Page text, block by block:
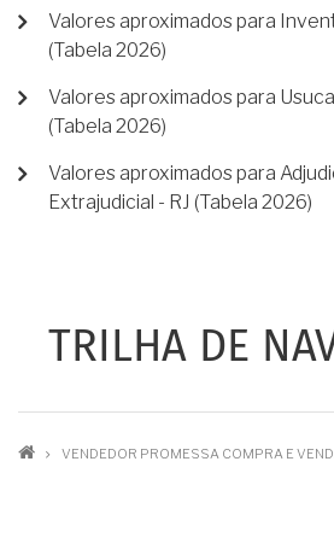
Valores aproximados para
(Tabela 2026)
Valores aproximados para
(Tabela 2026)
Valores aproximados para
Extrajudicial - RJ (Tabela 2026)
TRILHA DE
VENDEDOR PROMESSA COMPRA E